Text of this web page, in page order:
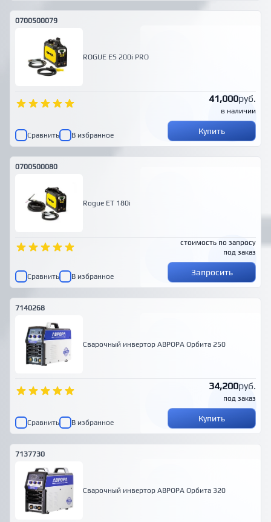
0700500079
ROGUE ES 200i PRO
41,000руб.
в наличии
Сравнить В избранное Купить
0700500080
Rogue ET 180i
стоимость по запросу
под заказ
Сравнить В избранное Запросить
7140268
Сварочный инвертор АВРОРА Орбита 250
34,200руб.
под заказ
Сравнить В избранное Купить
7137730
Сварочный инвертор АВРОРА Орбита 320